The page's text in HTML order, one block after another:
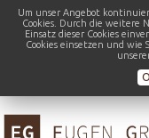
Um unser Angebot
Cookies. Durch die weitere
Einsatz dieser Cookies
Cookies einsetzen und wie